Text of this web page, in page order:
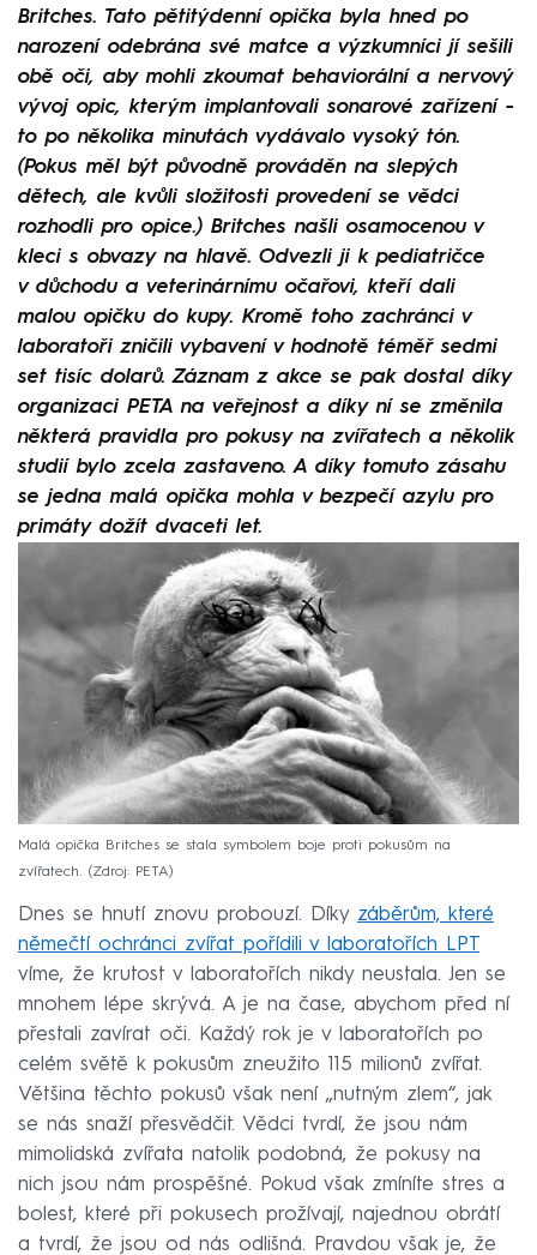
Britches. Tato pětitýdenní opička byla hned po
narození odebrána své matce a výzkumníci jí sešili
obě oči, aby mohli zkoumat behaviorální a nervový
vývoj opic, kterým implantovali sonarové zařízení -
to po několika minutách vydávalo vysoký tón.
(Pokus měl být původně prováděn na slepých
dětech, ale kvůli složitosti provedení se vědci
rozhodli pro opice.) Britches našli osamocenou v
kleci s obvazy na hlavě. Odvezli ji k pediatričce
v důchodu a veterinárnímu očařovi, kteří dali
malou opičku do kupy. Kromě toho zachránci v
laboratoři zničili vybavení v hodnotě téměř sedmi
set tisíc dolarů. Záznam z akce se pak dostal díky
organizaci PETA na veřejnost a díky ní se změnila
některá pravidla pro pokusy na zvířatech a několik
studií bylo zcela zastaveno. A díky tomuto zásahu
se jedna malá opička mohla v bezpečí azylu pro
primáty dožít dvaceti let.
Malá opička Britches se stala symbolem boje proti pokusům na
zvířatech.
Zdroj: PETA
Dnes se hnutí znovu probouzí. Díky záběrům, které
němečtí ochránci zvířat pořídili v laboratořích LPT
víme, že krutost v laboratořích nikdy neustala. Jen se
mnohem lépe skrývá. A je na čase, abychom před ní
přestali zavírat oči. Každý rok je v laboratořích po
celém světě k pokusům zneužito 115 milionů zvířat.
Většina těchto pokusů však není „nutným zlem“, jak
se nás snaží přesvědčit. Vědci tvrdí, že jsou nám
mimolidská zvířata natolik podobná, že pokusy na
nich jsou nám prospěšné. Pokud však zmíníte stres a
bolest, které při pokusech prožívají, najednou obrátí
a tvrdí, že jsou od nás odlišná. Pravdou však je, že